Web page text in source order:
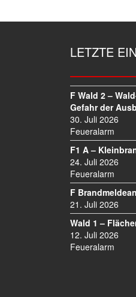
R
LETZTE
F Wald 2 –
Gefahr der
30. Juli 2026
Feueralarm
F1 A –
24. Juli 2026
Feueralarm
F
21. Juli 2026
Wald 1 –
12. Juli 2026
Feueralarm